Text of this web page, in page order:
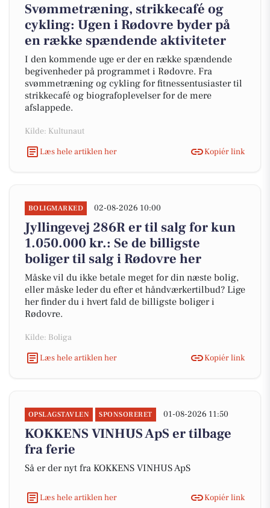
Svømmetræning, strikkecafé og
cykling: Ugen i Rødovre byder på
en række spændende aktiviteter
I den kommende uge er der en række spændende
begivenheder på programmet i Rødovre. Fra
svømmetræning og cykling for fitnessentusiaster til
strikkecafé og biografoplevelser for de mere
afslappede.
Kilde: Kultunaut
Læs hele artiklen her
Kopiér link
BOLIGMARKED 02-08-2026 10:00
Jyllingevej 286R er til salg for kun
1.050.000 kr.: Se de billigste
boliger til salg i Rødovre her
Måske vil du ikke betale meget for din næste bolig,
eller måske leder du efter et håndværkertilbud? Lige
her finder du i hvert fald de billigste boliger i
Rødovre.
Kilde: Boliga
Læs hele artiklen her
Kopiér link
OPSLAGSTAVLEN SPONSORERET 01-08-2026 11:50
KOKKENS VINHUS ApS er tilbage
fra ferie
Så er der nyt fra KOKKENS VINHUS ApS
Læs hele artiklen her Kopiér link